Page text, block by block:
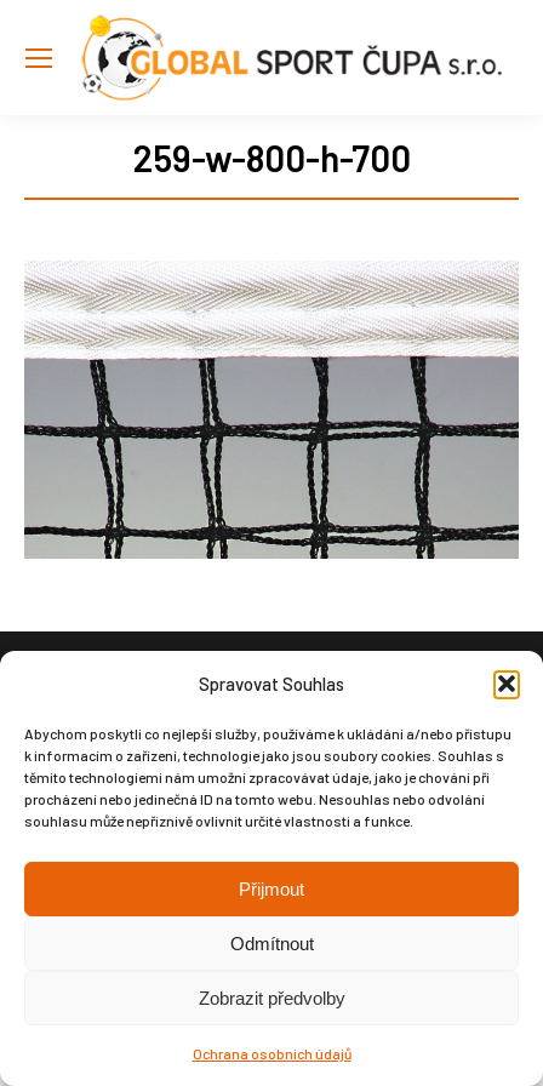
Spravovat Souhlas
Abychom poskytli co nejlepší služby, používáme k ukládání a/nebo přístupu
k informacím o zařízení, technologie jako jsou soubory cookies. Souhlas s
těmito technologiemi nám umožní zpracovávat údaje, jako je chování při
procházení nebo jedinečná ID na tomto webu. Nesouhlas nebo odvolání
souhlasu může nepříznivě ovlivnit určité vlastnosti a funkce.
Přijmout
Odmítnout
Zobrazit předvolby
Ochrana osobních údajů
259-w-800-h-700
Tvorba webových stráneka
SEO